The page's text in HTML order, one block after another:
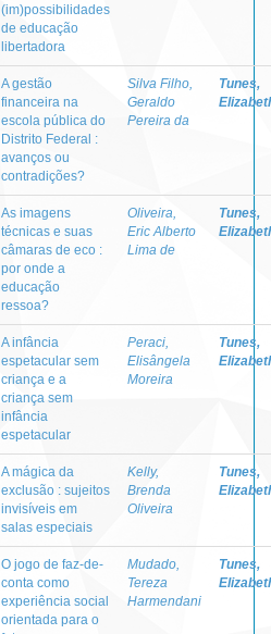
(im)possibilidades
de educação
libertadora
A gestão
financeira na
escola pública do
Distrito Federal :
avanços ou
contradições?
Silva Filho,
Geraldo
Pereira da
Tunes,
As imagens
técnicas e suas
câmaras de eco :
por onde a
educação
ressoa?
Oliveira,
Eric Alberto
Lima de
Tunes,
A infância
espetacular sem
criança e a
criança sem
infância
espetacular
Peraci,
Elisângela
Moreira
Tunes,
A mágica da
exclusão : sujeitos
invisíveis em
salas especiais
Kelly,
Brenda
Oliveira
Tunes,
O jogo de faz-de-
conta como
experiência social
orientada para o
Mudado,
Tereza
Harmendani
Tunes,